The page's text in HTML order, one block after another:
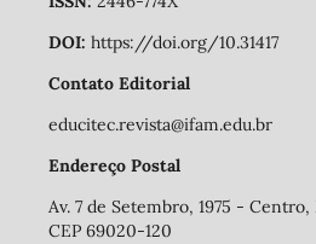
DOI: https://doi.org/10.31417
Contato Editorial
educitec.revista@ifam.edu.br
Endereço Postal
Av. 7 de Setembro, 1975 -
CEP 69020-120